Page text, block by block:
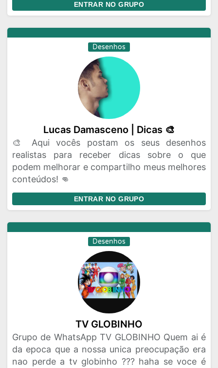
ENTRAR NO GRUPO
Desenhos
Lucas Damasceno | Dicas 🎨
🎨 Aqui vocês postam os seus desenhos
realistas para receber dicas sobre o que
podem melhorar e compartilho meus melhores
conteúdos! 👊
ENTRAR NO GRUPO
Desenhos
TV GLOBINHO
Grupo de WhatsApp TV GLOBINHO Quem ai é
da epoca que a nossa unica preocupação era
nao perde a tv globinho ??? haha se voce é